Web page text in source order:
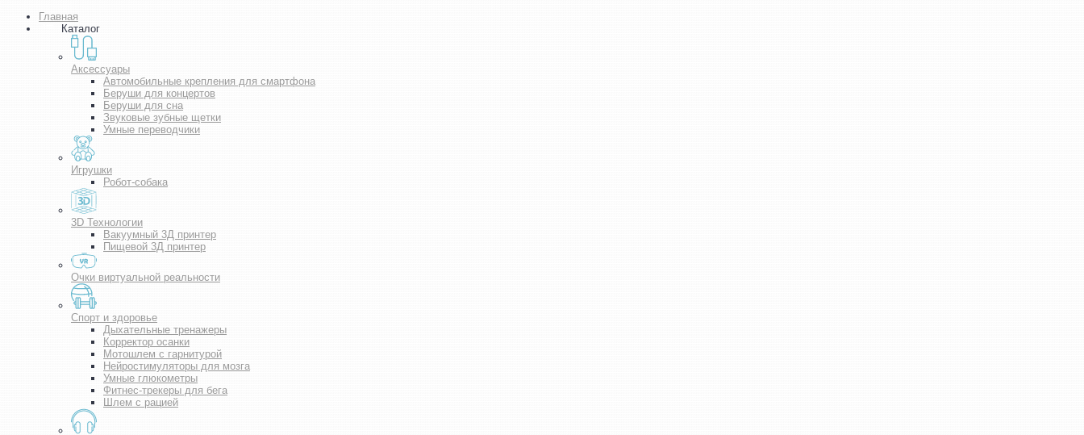
Главная
Каталог
Аксессуары
Автомобильные крепления для смартфона
Беруши для концертов
Беруши для сна
Звуковые зубные щетки
Умные переводчики
Игрушки
Робот-собака
3D Технологии
Вакуумный 3Д принтер
Пищевой 3Д принтер
Очки виртуальной реальности
Спорт и здоровье
Дыхательные тренажеры
Корректор осанки
Мотошлем с гарнитурой
Нейростимуляторы для мозга
Умные глюкометры
Фитнес-трекеры для бега
Шлем с рацией